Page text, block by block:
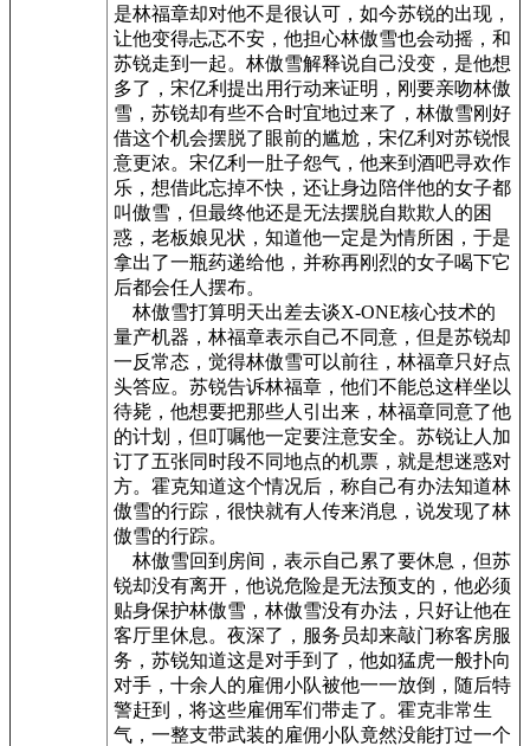
是林福章却对他不是很认可，如今苏锐的出现，
让他变得忐忑不安，他担心林傲雪也会动摇，和
苏锐走到一起。林傲雪解释说自己没变，是他想
多了，宋亿利提出用行动来证明，刚要亲吻林傲
雪，苏锐却有些不合时宜地过来了，林傲雪刚好
借这个机会摆脱了眼前的尴尬，宋亿利对苏锐恨
意更浓。宋亿利一肚子怨气，他来到酒吧寻欢作
乐，想借此忘掉不快，还让身边陪伴他的女子都
叫傲雪，但最终他还是无法摆脱自欺欺人的困
惑，老板娘见状，知道他一定是为情所困，于是
拿出了一瓶药递给他，并称再刚烈的女子喝下它
后都会任人摆布。
林傲雪打算明天出差去谈X-ONE核心技术的
量产机器，林福章表示自己不同意，但是苏锐却
一反常态，觉得林傲雪可以前往，林福章只好点
头答应。苏锐告诉林福章，他们不能总这样坐以
待毙，他想要把那些人引出来，林福章同意了他
的计划，但叮嘱他一定要注意安全。苏锐让人加
订了五张同时段不同地点的机票，就是想迷惑对
方。霍克知道这个情况后，称自己有办法知道林
傲雪的行踪，很快就有人传来消息，说发现了林
傲雪的行踪。
林傲雪回到房间，表示自己累了要休息，但苏
锐却没有离开，他说危险是无法预支的，他必须
贴身保护林傲雪，林傲雪没有办法，只好让他在
客厅里休息。夜深了，服务员却来敲门称客房服
务，苏锐知道这是对手到了，他如猛虎一般扑向
对手，十余人的雇佣小队被他一一放倒，随后特
警赶到，将这些雇佣军们带走了。霍克非常生
气，一整支带武装的雇佣小队竟然没能打过一个